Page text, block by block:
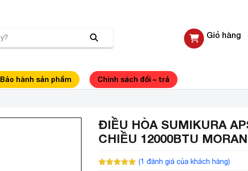
Giỏ hàng
Bảo hành sản phẩm Chính sách đổi – trả
ĐIỀU HÒA SUMIKURA
CHIỀU 12000BTU
(1 đánh giá của khách hàng)